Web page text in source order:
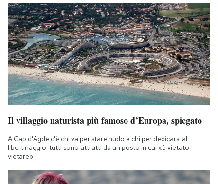
Il villaggio naturista più famoso d’Europa, spiegato
A Cap d'Agde c'è chi va per stare nudo e chi per dedicarsi al
libertinaggio: tutti sono attratti da un posto in cui «è vietato
vietare»